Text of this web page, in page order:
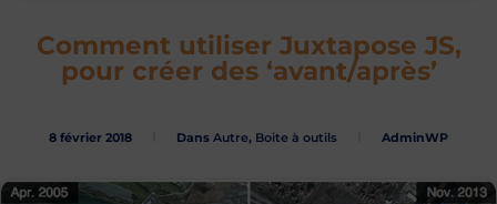
Comment utiliser Juxtapose JS,
pour créer des ‘avant/après’
8 février 2018 Dans Autre, Boite à outils AdminWP